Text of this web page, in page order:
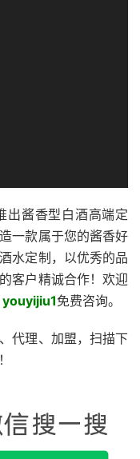
出酱香型白酒高端定
一款属于您的酱香好
水定制，以优秀的品
客户精诚合作！欢迎
youyijiu1免费咨询。
代理、加盟，扫描下